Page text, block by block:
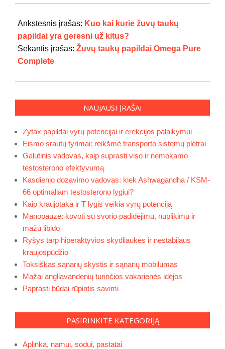
07-
29
Ankstesnis įrašas: Kuo kai kurie žuvų taukų
papildai yra geresni už kitus?
Sekantis įrašas: Žuvų taukų papildai Omega Pure
Complete
NAUJAUSI ĮRAŠAI
Zytax papildai vyrų potencijai ir erekcijos palaikymui
Eismo srautų tyrimai: reikšmė transporto sistemų plėtrai
Galutinis vadovas, kaip suprasti viso ir nemokamo
testosterono efektyvumą
Kasdienio dozavimo vadovas: kiek Ashwagandha / KSM-
66 optimaliam testosterono lygiui?
Kaip kraujotaka ir T lygis veikia vyrų potenciją
Manopauzė: kovoti su svorio padidėjimu, nuplikimu ir
mažu libido
Ryšys tarp hiperaktyvios skydliaukės ir nestabilaus
kraujospūdžio
Toksiškas sąnarių skystis ir sąnarių mobilumas
Mažai angliavandenių turinčios vakarienės idėjos
Paprasti būdai rūpintis savimi
PASIRINKITE KATEGORIJĄ
Aplinka, namui, sodui, pastatai